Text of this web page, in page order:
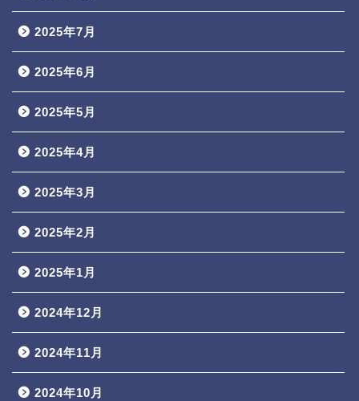
2025年7月
2025年6月
2025年5月
2025年4月
2025年3月
2025年2月
2025年1月
2024年12月
2024年11月
2024年10月